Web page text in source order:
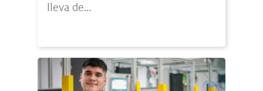
lleva de…